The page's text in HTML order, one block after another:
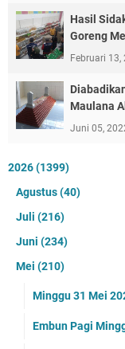
Hasil
Goreng
Februari 13,
Maulana
Juni 05,
2026(1399)
Agustus(40)
Juli (216)
Juni (234)
Mei (210)
Minggu 31 Mei
Embun Pagi